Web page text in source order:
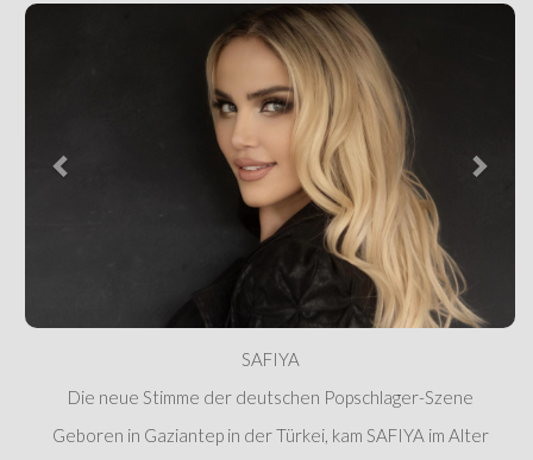
SAFIYA
Die neue Stimme der deutschen Popschlager-Szene
Geboren in Gaziantep in der Türkei, kam SAFIYA im Alter